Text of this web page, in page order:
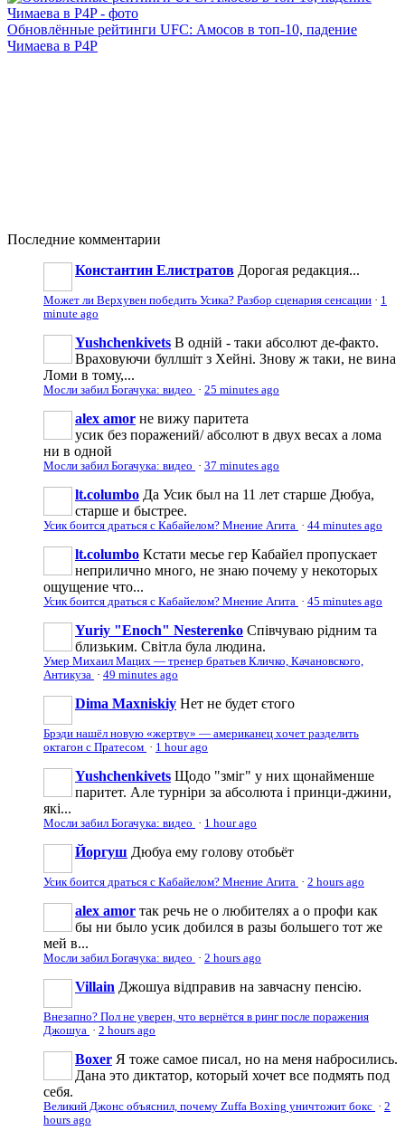
Обновлённые рейтинги UFC: Амосов в топ-10, падение
Чимаева в P4P
Последние комментарии
Константин Елистратов Дорогая редакция...
Может ли Верхувен победить Усика? Разбор сценария сенсации · 1
minute ago
Yushchenkivets В одній - таки абсолют де-факто.
Враховуючи буллшіт з Хейні. Знову ж таки, не вина
Ломи в тому,...
Мосли забил Богачука: видео · 25 minutes ago
alex amor не вижу паритета
усик без поражений/ абсолют в двух весах а лома
ни в одной
Мосли забил Богачука: видео · 37 minutes ago
lt.columbo Да Усик был на 11 лет старше Дюбуа,
старше и быстрее.
Усик боится драться с Кабайелом? Мнение Агита · 44 minutes ago
lt.columbo Кстати месье гер Кабайел пропускает
неприлично много, не знаю почему у некоторых
ощущение что...
Усик боится драться с Кабайелом? Мнение Агита · 45 minutes ago
Yuriy "Enoch" Nesterenko Співчуваю рідним та
близьким. Світла була людина.
Умер Михаил Мацих — тренер братьев Кличко, Качановского,
Антикуза · 49 minutes ago
Dima Maxniskiy Нет не будет єтого
Брэди нашёл новую «жертву» — американец хочет разделить
октагон с Пратесом · 1 hour ago
Yushchenkivets Щодо "зміг" у них щонайменше
паритет. Але турніри за абсолюта і принци-джини,
які...
Мосли забил Богачука: видео · 1 hour ago
Йоргуш Дюбуа ему голову отобьёт
Усик боится драться с Кабайелом? Мнение Агита · 2 hours ago
alex amor так речь не о любителях а о профи как
бы ни было усик добился в разы большего тот же
мей в...
Мосли забил Богачука: видео · 2 hours ago
Villain Джошуа відправив на завчасну пенсію.
Внезапно? Пол не уверен, что вернётся в ринг после поражения
Джошуа · 2 hours ago
Boxer Я тоже самое писал, но на меня набросились.
Дана это диктатор, который хочет все подмять под
себя.
Великий Джонс объяснил, почему Zuffa Boxing уничтожит бокс · 2
hours ago